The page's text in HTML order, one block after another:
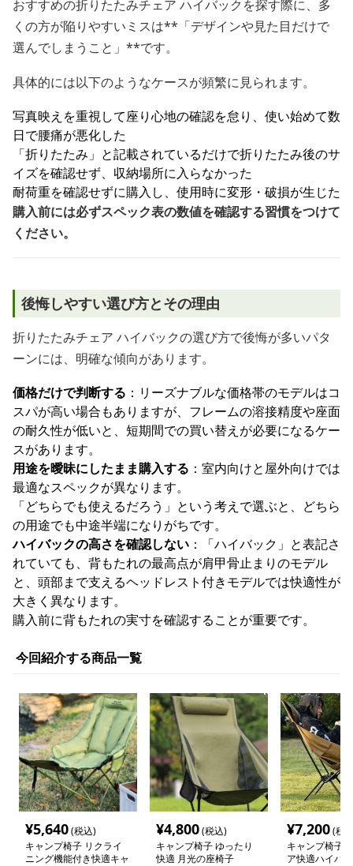
おすすめの折りたたみチェア ハイバックを探す際に、多
くの方が陥りやすいミスは**「デザインや見た目だけで
選んでしまうこと」**です。
具体的には以下のようなケースが頻繁に見られます。
写真映えを重視して座り心地の確認を怠り、使い始めて数
日で腰痛が悪化した
「折りたたみ」と記載されているだけで折りたたみ後のサ
イズを確認せず、収納場所に入らなかった
耐荷重を確認せずに購入し、使用時に変形・破損が生じた
購入前には必ずスペック表の数値を確認する習慣をつけて
ください。
後悔しやすい選び方とその理由
折りたたみチェア ハイバックの選び方で後悔が多いパタ
ーンには、明確な傾向があります。
価格だけで判断する ：リーズナブルな価格帯のモデルはコ
スパが高い場合もありますが、フレームの溶接精度や座面
の耐久性が低いと、短期間での買い替えが必要になるケー
スがあります。
用途を曖昧にしたまま購入する ：室内向けと屋外向けでは
最適なスペックが異なります。
「どちらでも使えるだろう」という考えで選ぶと、どちら
の用途でも中途半端になりがちです。
ハイバックの高さを確認しない ：「ハイバック」と表記さ
れていても、背もたれの最高点が肩甲骨止まりのモデル
と、頭部まで支えるヘッドレスト付きモデルでは快適性が
大きく異なります。
購入前に背もたれの実寸を確認することが重要です。
今回紹介する商品一覧
¥5,640(税込)
キャンプ椅子 リクライ
ニング機能付き快適キャ
¥4,800(税込)
キャンプ椅子 ゆったり
快適 月光の座椅子
¥7,200(税
キャンプ椅子
ア快適ハイバ